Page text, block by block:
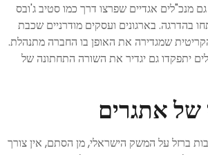
מנכ"לים אגדיים שפרצו דרך כמו סטיב ג'ובס
בהדרגה. בארגונים ועסקים מודרניים שכבת
שמגדירה את האופן בו החברה מתנהלת.
יתפקדו גם יגדיר את השורה התחתונה של
של אתגרים
ברזל על המשק הישראלי, מן הסתם, אין צורך